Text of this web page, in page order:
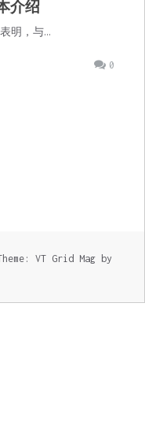
介绍
明，与…
0
VT Grid Mag by